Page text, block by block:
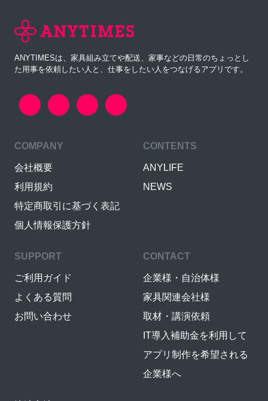
ANYTIMESは、家具組み立てや配送、家事などの日常のちょっとし
た用事を依頼したい人と、仕事をしたい人をつなげるアプリです。
COMPANY
会社概要
利用規約
特定商取引に基づく表記
個人情報保護方針
CONTENTS
ANYLIFE
NEWS
SUPPORT
ご利用ガイド
よくある質問
お問い合わせ
CONTACT
企業様・自治体様
家具関連会社様
取材・講演依頼
IT導入補助金を利用して
アプリ制作を希望される
企業様へ